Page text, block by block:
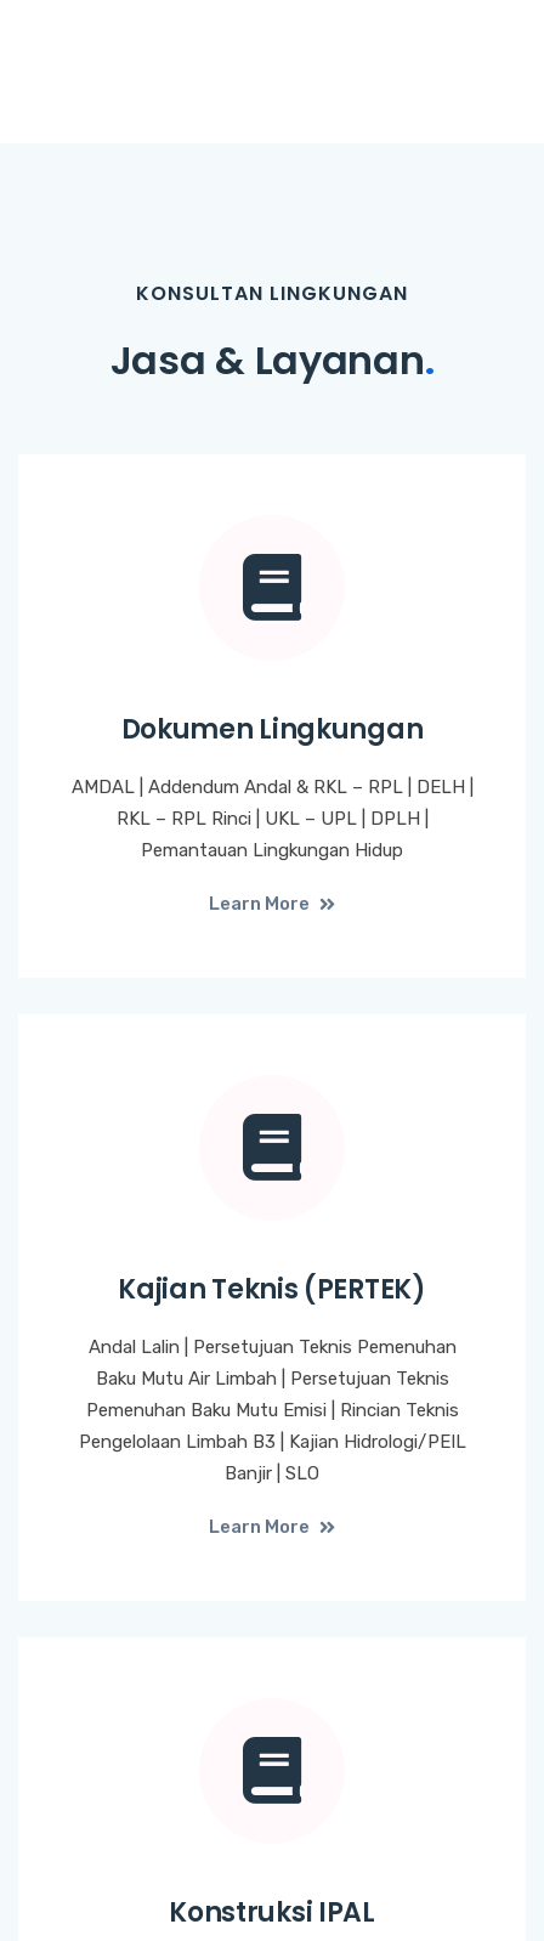
KONSULTAN LINGKUNGAN
Jasa & Layanan.
Dokumen Lingkungan
AMDAL | Addendum Andal & RKL – RPL | DELH |
RKL – RPL Rinci | UKL – UPL | DPLH |
Pemantauan Lingkungan Hidup
Learn More
Kajian Teknis (PERTEK)
Andal Lalin | Persetujuan Teknis Pemenuhan
Baku Mutu Air Limbah | Persetujuan Teknis
Pemenuhan Baku Mutu Emisi | Rincian Teknis
Pengelolaan Limbah B3 | Kajian Hidrologi/PEIL
Banjir | SLO
Learn More
Konstruksi IPAL